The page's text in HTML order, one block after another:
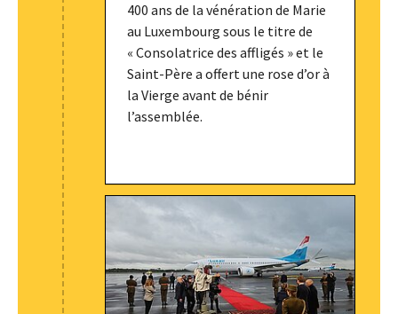
400 ans de la vénération de Marie
au Luxembourg sous le titre de
« Consolatrice des affligés » et le
Saint-Père a offert une rose d’or à
la Vierge avant de bénir
l’assemblée.